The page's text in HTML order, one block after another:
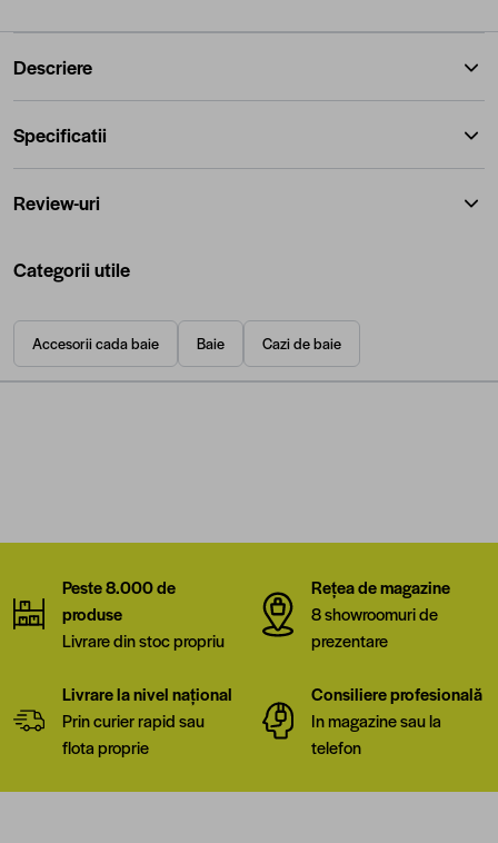
Descriere
Specificatii
Review-uri
Categorii utile
Accesorii cada baie Baie Cazi de baie
Peste 8.000 de
produse
Livrare din stoc propriu
Rețea de magazine
8 showroomuri de
prezentare
Livrare la nivel național
Prin curier rapid sau
flota proprie
Consiliere profesională
In magazine sau la
telefon